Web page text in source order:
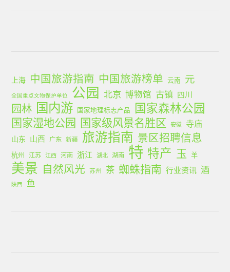
上海 中国旅游指南 中国旅游榜单 云南 元
全国重点文物保护单位 公园 北京 博物馆 古镇 四川
园林 国内游 国家地理标志产品 国家森林公园
国家湿地公园 国家级风景名胜区 安徽 寺庙
山东 山西 广东 新疆 旅游指南 景区招聘信息
杭州 江苏 江西 河南 浙江 湖北 湖南 特 特产 玉 羊
美景 自然风光 苏州 茶 蜘蛛指南 行业资讯 酒
陕西 鱼